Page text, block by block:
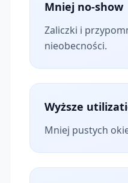
Mniej no-show
Zaliczki i
nieobecności.
Wyższe
Mniej pustych